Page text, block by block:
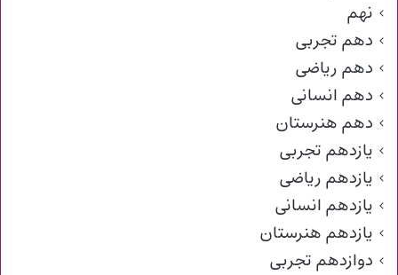
نهم
دهم تجربی
دهم ریاضی
دهم انسانی
دهم هنرستان
یازدهم تجربی
یازدهم ریاضی
یازدهم انسانی
یازدهم هنرستان
دوازدهم تجربی